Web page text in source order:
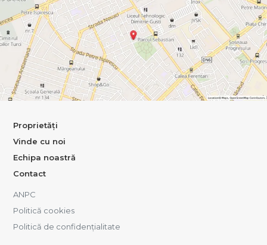
Proprietăți
Vinde cu noi
Echipa noastră
Contact
ANPC
Politică cookies
Politică de confidențialitate